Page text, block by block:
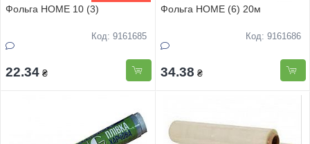
Фольга HOME 10 (3)
Код: 9161685
22.34 ₴
Фольга HOME (6) 20м
Код: 9161686
34.38 ₴